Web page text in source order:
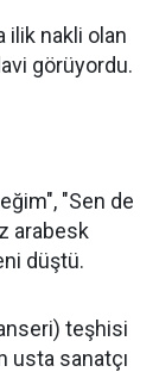
ilik nakli olan
görüyordu.
"Sen de
arabesk
düştü.
teşhisi
usta sanatçı